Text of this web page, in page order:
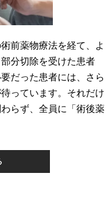
前薬物療法を経て、よ
分切除を受けた患者
だった患者には、さら
っています。それだけ
らず、全員に「術後薬